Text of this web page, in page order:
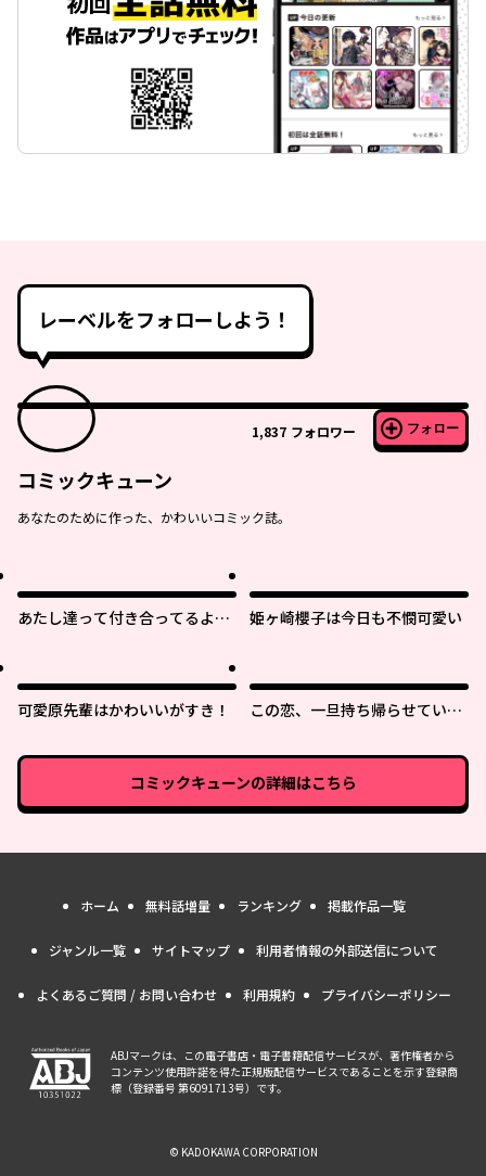
レーベルをフォローしよう！
1,837 フォロワー フォロー
コミックキューン
あなたのために作った、かわいいコミック誌。
あたし達って付き合ってるよ
姫ヶ崎櫻子は今日も不憫可愛い
可愛原先輩はかわいいがすき！
この恋、一旦持ち帰らせていた
コミックキューンの詳細はこちら
ホーム 無料話増量 ランキング 掲載作品一覧
ジャンル一覧 サイトマップ 利用者情報の外部送信について
よくあるご質問 / お問い合わせ 利用規約 プライバシーポリシー
ABJマークは、この電子書店・電子書籍配信サービスが、著作権者から
コンテンツ使用許諾を得た正規版配信サービスであることを示す登録商
標（登録番号 第6091713号）です。
© KADOKAWA CORPORATION